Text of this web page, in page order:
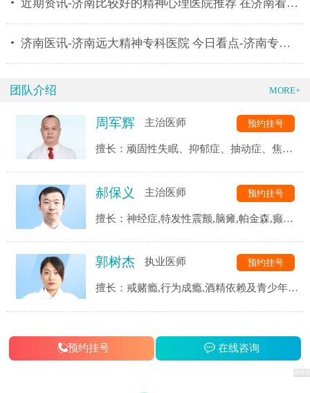
近期资讯-济南比较好的精神心理医院推荐 在济南看心理
济南医讯-济南远大精神专科医院 今日看点-济南专业治
团队介绍 MORE+
周军辉 主治医师
擅长：顽固性失眠、抑郁症、抽动症、焦虑
等精神心理疾病的诊断与治疗。
预约挂号
郝保义 主治医师
擅长：神经症,特发性震颤,脑瘫,帕金森,癫痫,
预约挂号
郭树杰 执业医师
擅长：戒赌瘾,行为成瘾,酒精依赖及青少年网
预约挂号
预约挂号 在线咨询